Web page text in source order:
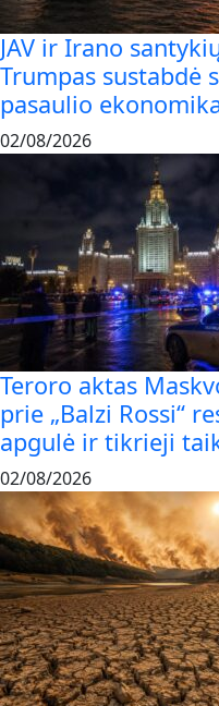
JAV ir Irano
Trumpas sustabdė
pasaulio
02/08/2026
Teroro aktas
prie „Balzi Rossi“
apgulė ir tikrieji
02/08/2026